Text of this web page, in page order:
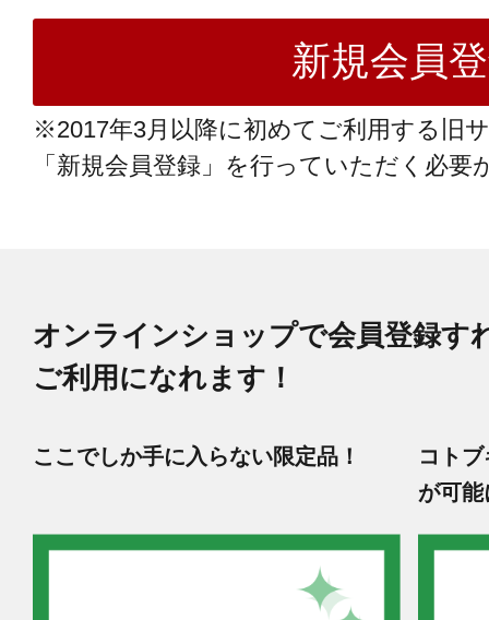
※2017年3月以降に初めてご利用する旧
「新規会員登録」を行っていただく必要
オンラインショップで会員登録す
ご利用になれます！
ここでしか手に入らない限定品！
コト
が可能